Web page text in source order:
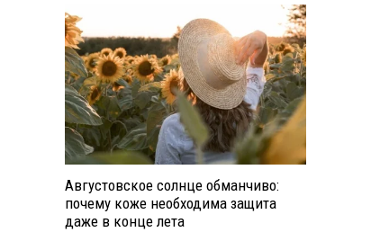
Августовское солнце обманчиво:
почему коже необходима защита
даже в конце лета